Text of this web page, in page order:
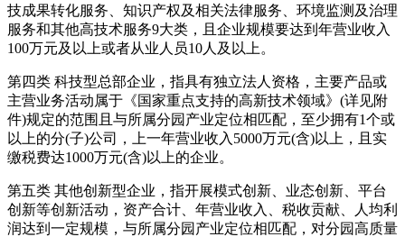
技成果转化服务、知识产权及相关法律服务、环境监测及治理
服务和其他高技术服务9大类，且企业规模要达到年营业收入
100万元及以上或者从业人员10人及以上。
第四类 科技型总部企业，指具有独立法人资格，主要产品或
主营业务活动属于《国家重点支持的高新技术领域》(详见附
件)规定的范围且与所属分园产业定位相匹配，至少拥有1个或
以上的分(子)公司，上一年营业收入5000万元(含)以上，且实
缴税费达1000万元(含)以上的企业。
第五类 其他创新型企业，指开展模式创新、业态创新、平台
创新等创新活动，资产合计、年营业收入、税收贡献、人均利
润达到一定规模，与所属分园产业定位相匹配，对分园高质量